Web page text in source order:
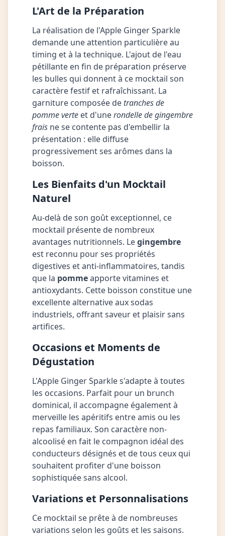
L'Art de la Préparation
La réalisation de l'Apple Ginger Sparkle
demande une attention particulière au
timing et à la technique. L'ajout de l'eau
pétillante en fin de préparation préserve
les bulles qui donnent à ce mocktail son
caractère festif et rafraîchissant. La
garniture composée de tranches de
pomme verte et d'unerondelle de gingembre
frais ne se contente pas d'embellir la
présentation : elle diffuse
progressivement ses arômes dans la
boisson.
Les Bienfaits d'un Mocktail
Naturel
Au-delà de son goût exceptionnel, ce
mocktail présente de nombreux
avantages nutritionnels. Legingembre
est reconnu pour ses propriétés
digestives et anti-inflammatoires, tandis
que la pommeapporte vitamines et
antioxydants. Cette boisson constitue une
excellente alternative aux sodas
industriels, offrant saveur et plaisir sans
artifices.
Occasions et Moments de
Dégustation
L'Apple Ginger Sparkle s'adapte à toutes
les occasions. Parfait pour un brunch
dominical, il accompagne également à
merveille les apéritifs entre amis ou les
repas familiaux. Son caractère non-
alcoolisé en fait le compagnon idéal des
conducteurs désignés et de tous ceux qui
souhaitent profiter d'une boisson
sophistiquée sans alcool.
Variations et Personnalisations
Ce mocktail se prête à de nombreuses
variations selon les goûts et les saisons.